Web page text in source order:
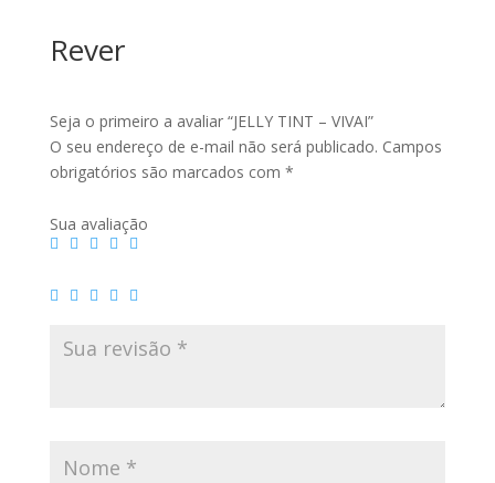
Rever
Seja o primeiro a avaliar “JELLY TINT – VIVAI”
O seu endereço de e-mail não será publicado. Campos
obrigatórios são marcados com *
Sua avaliação